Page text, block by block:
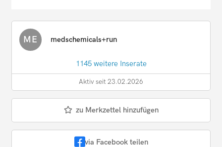
ME medschemicals+run
1145 weitere Inserate
Aktiv seit 23.02.2026
zu Merkzettel hinzufügen
via Facebook teilen